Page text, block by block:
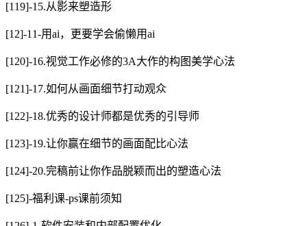
[119]-15.从影来塑造形
[12]-11-用ai，更要学会偷懒用ai
[120]-16.视觉工作必修的3A大作的构图美学心法
[121]-17.如何从画面细节打动观众
[122]-18.优秀的设计师都是优秀的引导师
[123]-19.让你赢在细节的画面配比心法
[124]-20.完稿前让你作品脱颖而出的塑造心法
[125]-福利课-ps课前须知